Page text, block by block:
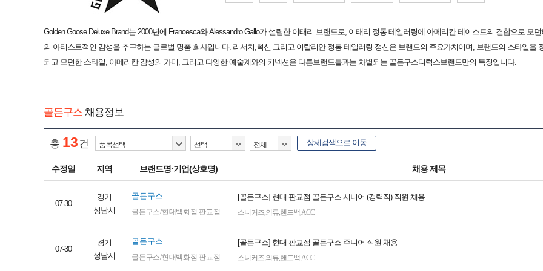
Golden Goose Deluxe Brand는 2000년에 Francesca와 Alessandro Gallo가 설립한 이태리 브랜드로, 이태리 정통 테일러링에 아메리칸 테이스트의 결합으로 모
의 아티스트적인 감성을 추구하는 글로벌 명품 회사입니다. 리서치,혁신 그리고 이탈리안 정통 테일러링 정신은 브랜드의 주요가치이며, 브랜드의 스타일을
되고 모던한 스타일, 아메리칸 감성의 가미, 그리고 다양한 예술계와의 커넥션은 다른브랜드들과는 차별되는 골든구스디럭스브랜드만의 특징입니다.
골든구스 채용정보
총 13건 상세검색으로 이동
수정일 지역 브랜드명·기업(상호명) 채용 제목
07-30
경기
성남시
골든구스
골든구스/현대백화점 판교점
[골든구스] 현대 판교점 골든구스 시니어 (경력직) 직원 채용
스니커즈,의류,핸드백,ACC
07-30
경기
성남시
골든구스
골든구스/현대백화점 판교점
[골든구스] 현대 판교점 골든구스 주니어 직원 채용
스니커즈,의류,핸드백,ACC